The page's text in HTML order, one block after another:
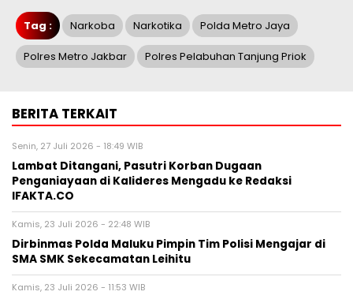
Tag : Narkoba Narkotika Polda Metro Jaya
Polres Metro Jakbar Polres Pelabuhan Tanjung Priok
BERITA TERKAIT
Senin, 27 Juli 2026 - 18:49 WIB
Lambat Ditangani, Pasutri Korban Dugaan
Penganiayaan di Kalideres Mengadu ke Redaksi
IFAKTA.CO
Kamis, 23 Juli 2026 - 22:48 WIB
Dirbinmas Polda Maluku Pimpin Tim Polisi Mengajar di
SMA SMK Sekecamatan Leihitu
Kamis, 23 Juli 2026 - 11:53 WIB